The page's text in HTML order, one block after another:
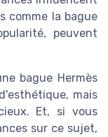
comme la bague
peuvent
bague Hermès
mais
Et, si vous
sur ce sujet,